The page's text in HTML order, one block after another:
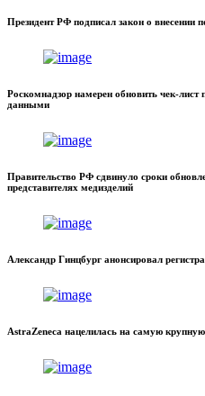
Президент РФ подписал закон о внесении
Роскомнадзор намерен обновить чек-
данными
Правительство РФ сдвинуло сроки
представителях медизделий
Александр Гинцбург анонсировал
AstraZeneca нацелилась на самую